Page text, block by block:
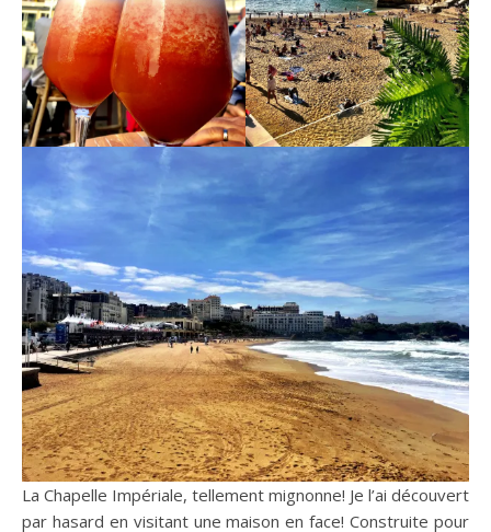
La Chapelle Impériale, tellement mignonne! Je l’ai découvert
par hasard en visitant une maison en face! Construite pour